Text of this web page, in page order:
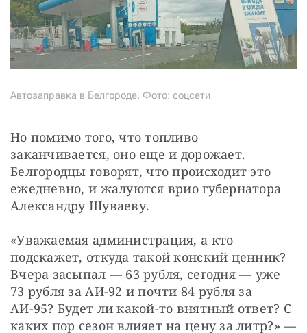
Автозаправка в Белгороде. Фото: соцсети
Но помимо того, что топливо
заканчивается, оно еще и дорожает.
Белгородцы говорят, что происходит это
ежедневно, и жалуются врио губернатора
Александру Шуваеву.
«Уважаемая администрация, а кто
подскажет, откуда такой конский ценник?
Вчера засыпал — 63 рубля, сегодня — уже
73 рубля за АИ-92 и почти 84 рубля за
АИ-95? Будет ли какой-то внятный ответ? С